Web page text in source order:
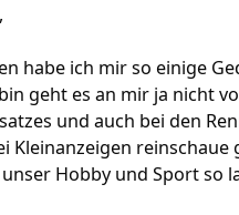
habe ich mir so einige
geht es an mir ja nicht
und auch bei den
Kleinanzeigen
Hobby und Sport so